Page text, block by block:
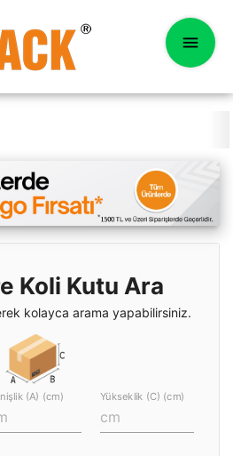
Koli Kutu Ara
kolayca arama yapabilirsiniz.
(A) (cm) Yükseklik (C) (cm)